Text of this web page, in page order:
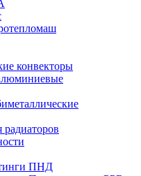
конвекторы
ПНД